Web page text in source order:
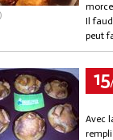
Il
peut
15
Avec